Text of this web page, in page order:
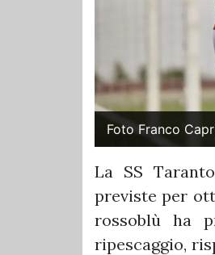
Foto Franco
La SS
previste per
rossoblù ha
ripescaggio,